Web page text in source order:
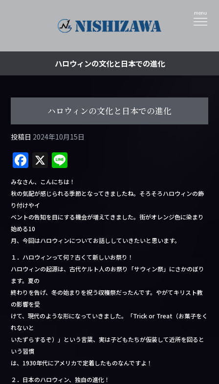
ハロウィンの文化と日本での進化
ハロウィンの文化と日本での進化
投稿日 2024年10月15日
F
a
c
e
b
o
o
k
X
n
e
みなさん、こんにちは！
秋の気配が感じられる季節となってきましたね。そろそろハロウィンの飾
り付けやイ
ベントの告知を目にする機会が増えてきました。街がオレンジ色に染まり
始める10
月、今回はハロウィンについてお話ししていきたいと思います。
１．ハロウィンって何？古くて新しいお祭り！
ハロウィンの起源は、古代ケルト人のお祭り「サウィン祭」にさかのぼり
ます。夏の
終わりを告げ、冬の始まりを祝う収穫祭だったんです。やがてキリスト教
の影響を受
けて、現代のような形になっていきました。「Trick or Treat（お菓子をく
れないと
いたずらするぞ）」という言葉、実は子どもたちが仮装して近所を回ると
いう習慣
は、1930年代にアメリカで定着したものなんですよ！
２．日本のハロウィン、独自の進化！